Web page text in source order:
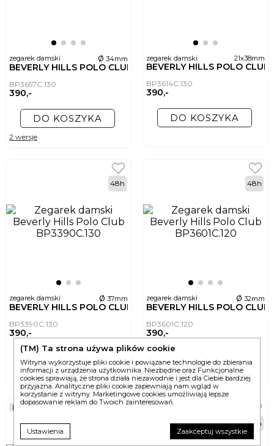
zegarek damski ø 34mm
BEVERLY HILLS POLO CLUB
BP3657C.130
390,-
DO KOSZYKA
2 wersje
zegarek damski 21x38mm
BEVERLY HILLS POLO CLUB
BP3614C.130
390,-
DO KOSZYKA
zegarek damski ø 37mm
BEVERLY HILLS POLO CLUB
BP3390C.130
390,-
48h
DO KOSZYKA
zegarek damski ø 32mm
BEVERLY HILLS POLO CLUB
BP3601C.120
390,-
48h
DO KOSZYKA
2 wersje
POWYSTAWOWY
POWYSTAWOWY
48h
(TM) Ta strona używa plików cookie
Witryna wykorzystuje pliki cookie i powiązane technologie do zbierania
informacji z urządzenia użytkownika. Niezbędne oraz Funkcjonalne
cookies sprawiają, że strona działa niezawodnie i jest dla Ciebie bardziej
przyjazna. Analityczne pliki cookie zapewniają nam wgląd w
korzystanie z witryny. Marketingowe cookies umożliwiają lepsze
dopasowanie reklam do Twoich zainteresowań.
Ustawienia Zaakceptuj wszystkie